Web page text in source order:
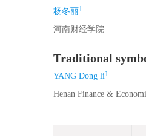
杨冬丽1
河南财经学院
Traditional
YANG Dong li1
Henan Finance &